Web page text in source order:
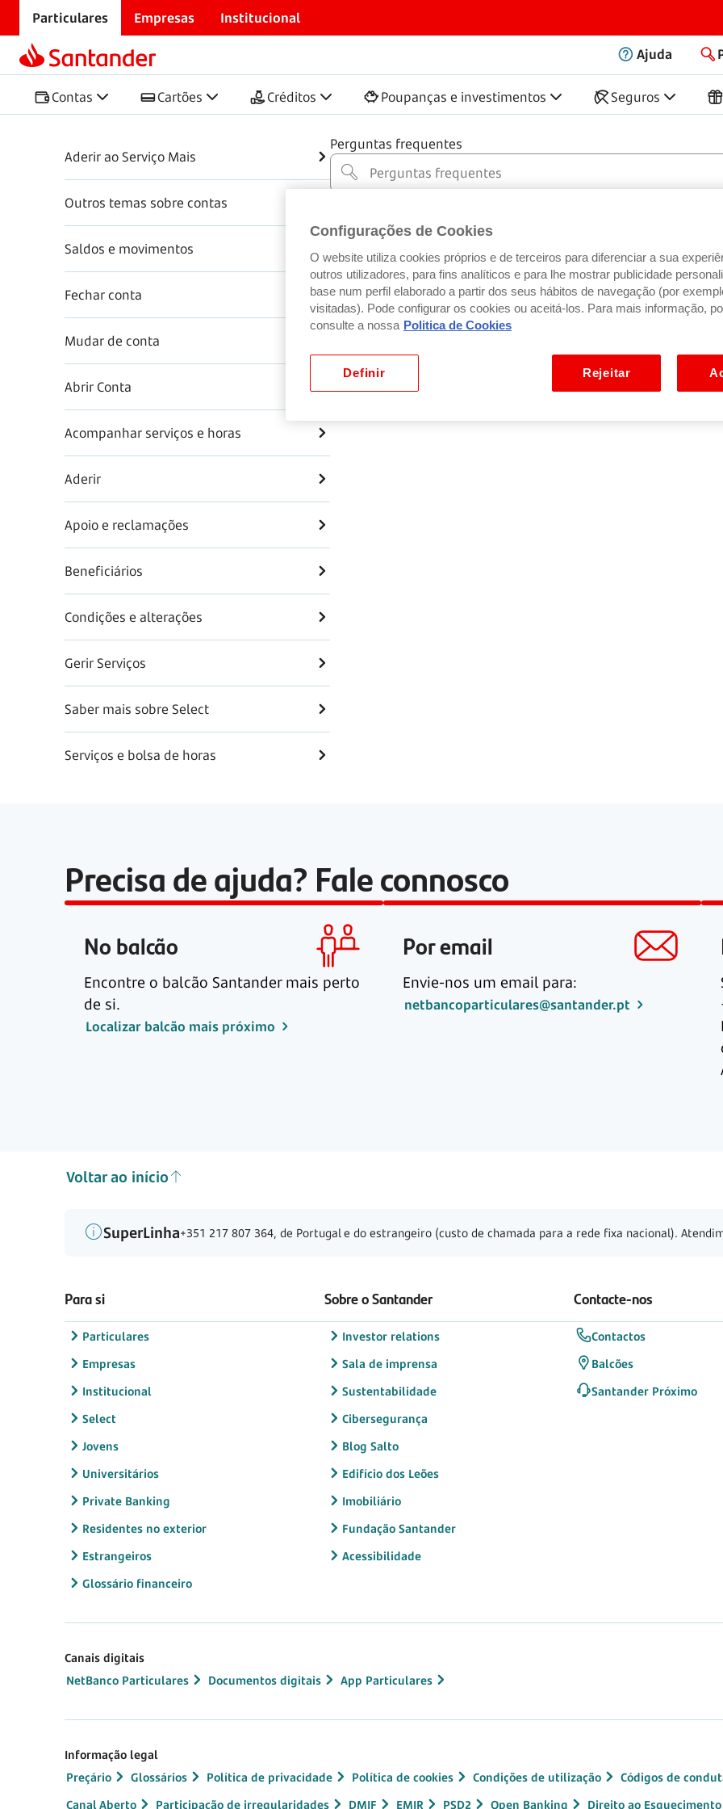
Particulares Empresas Institucional
Ajuda
Contas Cartões Créditos Poupanças e investimentos Seguros
Início Centro de Ajuda Contas
Contas
Perguntas frequentes
Aderir ao Serviço Mais
Outros temas sobre contas
Saldos e movimentos
Fechar conta
Mudar de conta
Abrir Conta
Acompanhar serviços e horas
Aderir
Apoio e reclamações
Beneficiários
Condições e alterações
Gerir Serviços
Saber mais sobre Select
Serviços e bolsa de horas
Precisa de ajuda? Fale connosco
No balcão
Encontre o balcão Santander mais perto
de si.
Localizar balcão mais próximo
Por email
Envie-nos um email para:
netbancoparticulares@santander.pt
Voltar ao início
SuperLinha+351 217 807 364, de Portugal e do estrangeiro (custo de chamada para a rede fixa nacional).
Para si
Particulares
Empresas
Institucional
Select
Jovens
Universitários
Private Banking
Residentes no exterior
Estrangeiros
Glossário financeiro
Sobre o Santander
Investor relations
Sala de imprensa
Sustentabilidade
Cibersegurança
Blog Salto
Edifício dos Leões
Imobiliário
Fundação Santander
Acessibilidade
Contacte-nos
Contactos
Balcões
Santander Próximo
Canais digitais
NetBanco Particulares
Documentos digitais App Particulares
Informação legal
Preçário
Glossários Política de privacidade Política de cookies Condições de utilização Códigos de
Canal Aberto
Participação de irregularidades DMIF EMIR PSD2 Open Banking Direito ao Esquecimento
Configurações de Cookies
O website utiliza cookies próprios e de terceiros para diferenciar a sua
outros utilizadores, para fins analíticos e para lhe mostrar publicidade
base num perfil elaborado a partir dos seus hábitos de navegação (por
visitadas). Pode configurar os cookies ou aceitá-los. Para mais informação,
consulte a nossa Politica de Cookies
Definir Rejeitar